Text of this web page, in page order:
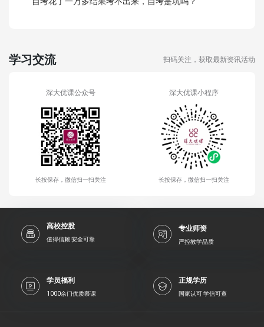
学习交流 扫码关注，获取最新资讯活动
深大优课公众号
长按保存，微信扫一扫关注
深大优课小程序
长按保存，微信扫一扫关注
高校控股
值得信赖 安全可靠
专业师资
严控教学品质
学员福利
1000余门优质慕课
正规学历
国家认可 学信可查